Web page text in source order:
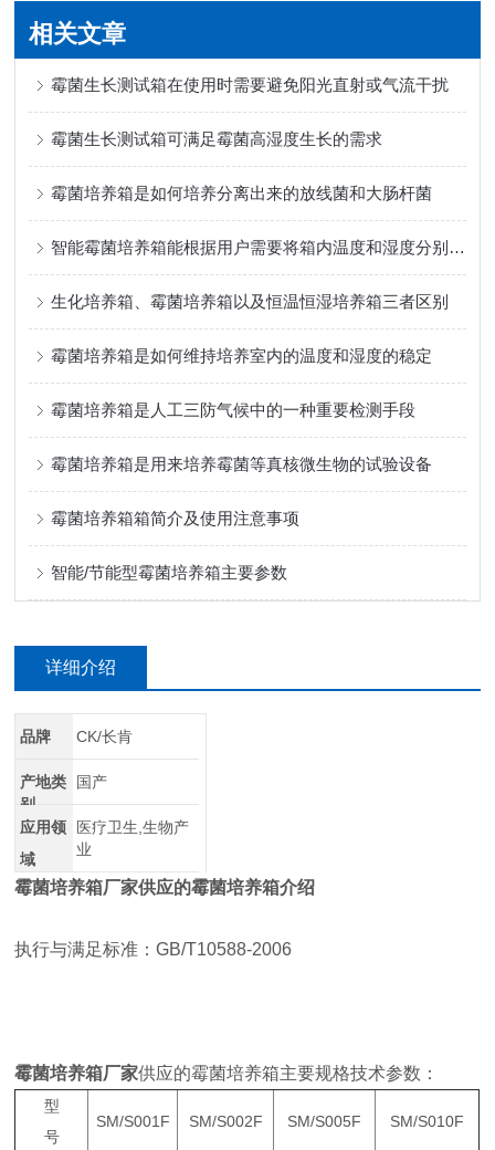
相关文章
霉菌生长测试箱在使用时需要避免阳光直射或气流干扰
霉菌生长测试箱可满足霉菌高湿度生长的需求
霉菌培养箱是如何培养分离出来的放线菌和大肠杆菌
智能霉菌培养箱能根据用户需要将箱内温度和湿度分别维持在某一数值
生化培养箱、霉菌培养箱以及恒温恒湿培养箱三者区别
霉菌培养箱是如何维持培养室内的温度和湿度的稳定
霉菌培养箱是人工三防气候中的一种重要检测手段
霉菌培养箱是用来培养霉菌等真核微生物的试验设备
霉菌培养箱箱简介及使用注意事项
智能/节能型霉菌培养箱主要参数
详细介绍
品牌 CK/长肯
产地类
别
国产
应用领
域
医疗卫生,生物产
业
霉菌培养箱厂家供应的霉菌培养箱介绍
执行与满足标准：GB/T10588-2006
霉菌培养箱厂家供应的霉菌培养箱主要规格技术参数：
型
号
SM/S001F SM/S002F SM/S005F SM/S010F